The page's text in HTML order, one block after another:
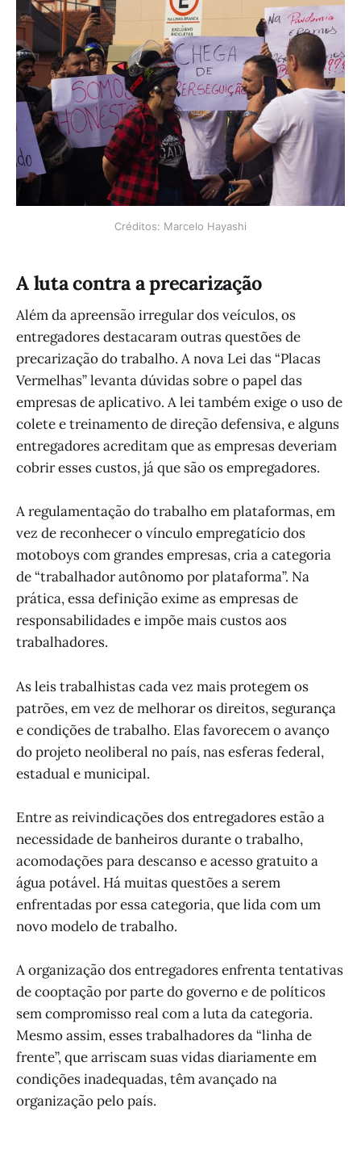
Créditos: Marcelo Hayashi
A luta contra a precarização
Além da apreensão irregular dos veículos, os
entregadores destacaram outras questões de
precarização do trabalho. A nova Lei das “Placas
Vermelhas” levanta dúvidas sobre o papel das
empresas de aplicativo. A lei também exige o uso de
colete e treinamento de direção defensiva, e alguns
entregadores acreditam que as empresas deveriam
cobrir esses custos, já que são os empregadores.
A regulamentação do trabalho em plataformas, em
vez de reconhecer o vínculo empregatício dos
motoboys com grandes empresas, cria a categoria
de “trabalhador autônomo por plataforma”. Na
prática, essa definição exime as empresas de
responsabilidades e impõe mais custos aos
trabalhadores.
As leis trabalhistas cada vez mais protegem os
patrões, em vez de melhorar os direitos, segurança
e condições de trabalho. Elas favorecem o avanço
do projeto neoliberal no país, nas esferas federal,
estadual e municipal.
Entre as reivindicações dos entregadores estão a
necessidade de banheiros durante o trabalho,
acomodações para descanso e acesso gratuito a
água potável. Há muitas questões a serem
enfrentadas por essa categoria, que lida com um
novo modelo de trabalho.
A organização dos entregadores enfrenta tentativas
de cooptação por parte do governo e de políticos
sem compromisso real com a luta da categoria.
Mesmo assim, esses trabalhadores da “linha de
frente”, que arriscam suas vidas diariamente em
condições inadequadas, têm avançado na
organização pelo país.